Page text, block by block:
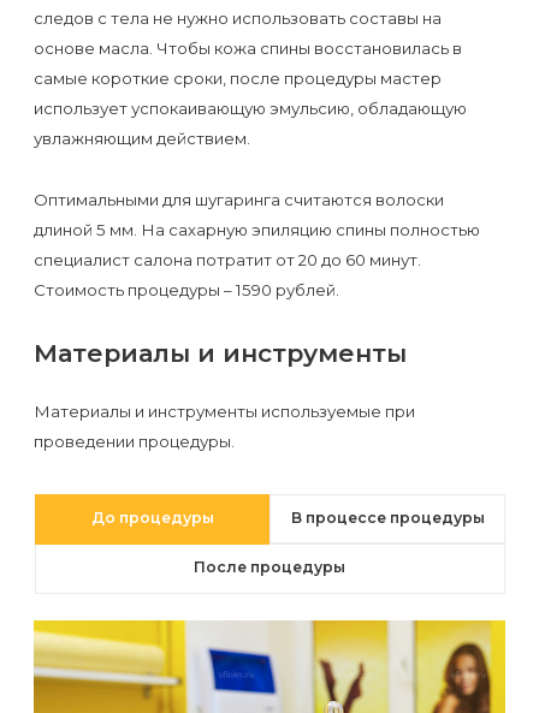
Контакты
сайта
Сфинксе
и
Формула-1
Эпиляция
раз
перед
важным
к
перед
визитом
следов с тела не нужно использовать составы на
основе масла. Чтобы кожа спины восстановилась в
самые короткие сроки, после процедуры мастер
использует успокаивающую эмульсию, обладающую
увлажняющим действием.
Оптимальными для шугаринга считаются волоски
длиной 5 мм. На сахарную эпиляцию спины полностью
специалист салона потратит от 20 до 60 минут.
Стоимость процедуры – 1590 рублей.
Материалы и инструменты
Материалы и инструменты используемые при
проведении процедуры.
До процедуры В процессе процедуры
После процедуры